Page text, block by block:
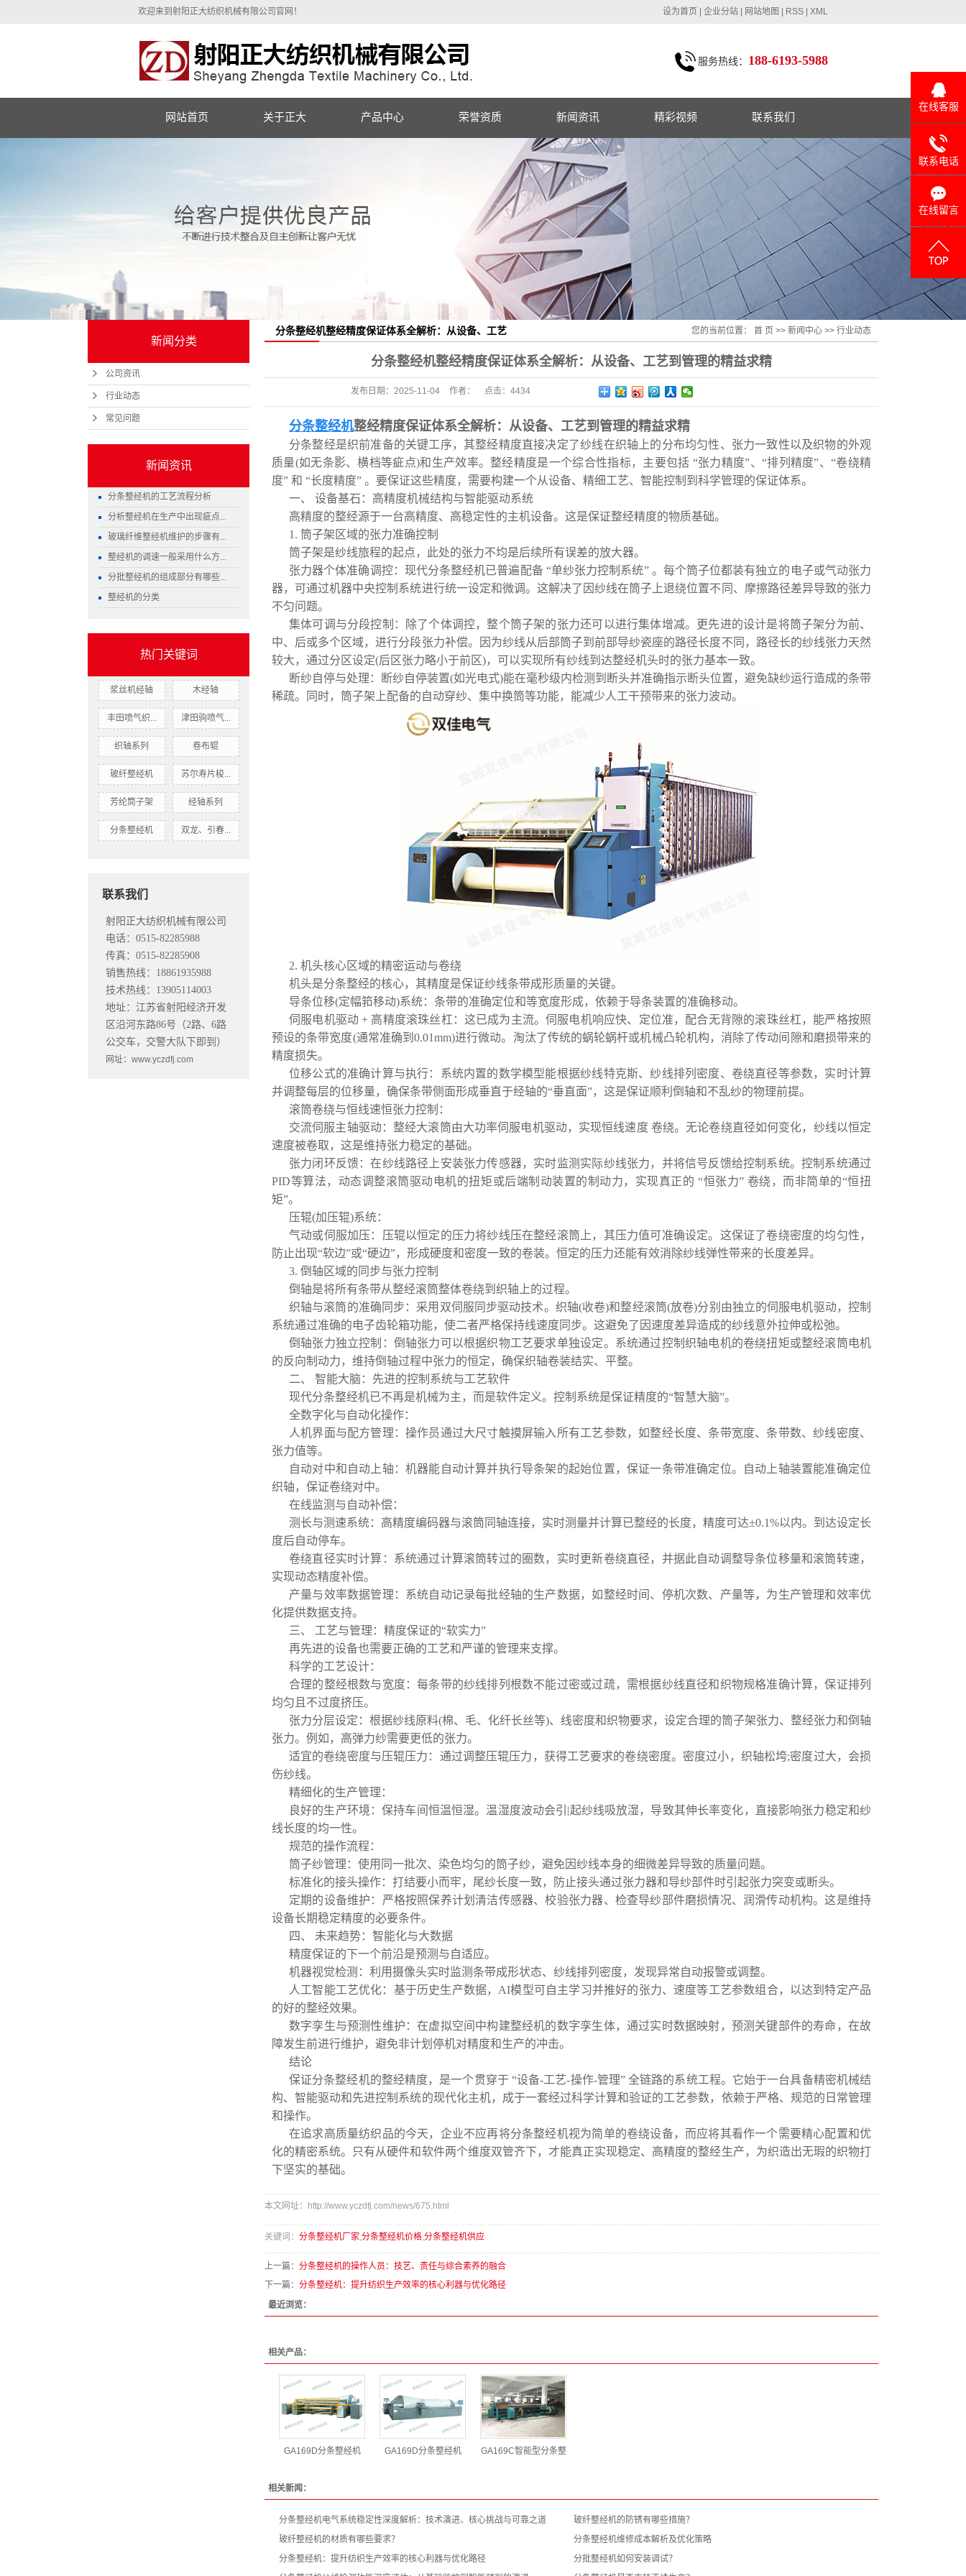
欢迎来到射阳正大纺织机械有限公司官网！ 设为首页 企业分站 网站地图 RSS XML
服务热线： 188-6193-5988
网站首页 关于正大
现场展示
产品中心
扁丝整经机
经浆联合机
织轴系列
卷布辊
经轴系列
荣誉资质 新闻资讯
公司资讯
行业动态
常见问题
精彩视频 联系我们
新闻分类
公司资讯
行业动态
常见问题
新闻资讯
分条整经机的工艺流程分析
分析整经机在生产中出现疵点...
玻璃纤维整经机维护的步骤有...
整经机的调速一般采用什么方...
分批整经机的组成部分有哪些...
整经机的分类
热门关键词
浆丝机经轴 木经轴
丰田喷气织... 津田驹喷气...
织轴系列 卷布辊
玻纤整经机 苏尔寿片梭...
芳纶筒子架 经轴系列
分条整经机 双龙、引春...
联系我们
射阳正大纺织机械有限公司
电话：0515-82285988
传真：0515-82285908
销售热线：18861935988
技术热线：13905114003
地址：江苏省射阳经济开发
区沿河东路86号（2路、6路
公交车，交警大队下即到）
网址：www.yczdfj.com
分条整经机整经精度保证体系全解析：从设备、工艺
您的当前位置： 首 页 >> 新闻中心 >> 行业动态
分条整经机整经精度保证体系全解析：从设备、工艺到管理的精益求精
发布日期： 2025-11-04 作者： 点击： 4434
分条整经机整经精度保证体系全解析：从设备、工艺到管理的精益求精
分条整经是织前准备的关键工序，其整经精度直接决定了纱线在织轴上的分布均匀性、张力一致性以及织物的外观
质量(如无条影、横档等疵点)和生产效率。整经精度是一个综合性指标，主要包括 “张力精度”、“排列精度”、“卷绕精
度” 和 “长度精度” 。要保证这些精度，需要构建一个从设备、精细工艺、智能控制到科学管理的保证体系。
一、 设备基石：高精度机械结构与智能驱动系统
高精度的整经源于一台高精度、高稳定性的主机设备。这是保证整经精度的物质基础。
1. 筒子架区域的张力准确控制
筒子架是纱线旅程的起点，此处的张力不均是后续所有误差的放大器。
张力器个体准确调控：现代分条整经机已普遍配备 “单纱张力控制系统” 。每个筒子位都装有独立的电子或气动张力
器，可通过机器中央控制系统进行统一设定和微调。这解决了因纱线在筒子上退绕位置不同、摩擦路径差异导致的张力
不匀问题。
集体可调与分段控制：除了个体调控，整个筒子架的张力还可以进行集体增减。更先进的设计是将筒子架分为前、
中、后或多个区域，进行分段张力补偿。因为纱线从后部筒子到前部导纱瓷座的路径长度不同，路径长的纱线张力天然
较大，通过分区设定(后区张力略小于前区)，可以实现所有纱线到达整经机头时的张力基本一致。
断纱自停与处理：断纱自停装置(如光电式)能在毫秒级内检测到断头并准确指示断头位置，避免缺纱运行造成的条带
稀疏。同时，筒子架上配备的自动穿纱、集中换筒等功能，能减少人工干预带来的张力波动。
2. 机头核心区域的精密运动与卷绕
机头是分条整经的核心，其精度是保证纱线条带成形质量的关键。
导条位移(定幅筘移动)系统：条带的准确定位和等宽度形成，依赖于导条装置的准确移动。
伺服电机驱动 + 高精度滚珠丝杠：这已成为主流。伺服电机响应快、定位准，配合无背隙的滚珠丝杠，能严格按照
预设的条带宽度(通常准确到0.01mm)进行微动。淘汰了传统的蜗轮蜗杆或机械凸轮机构，消除了传动间隙和磨损带来的
精度损失。
位移公式的准确计算与执行：系统内置的数学模型能根据纱线特克斯、纱线排列密度、卷绕直径等参数，实时计算
并调整每层的位移量，确保条带侧面形成垂直于经轴的“垂直面”，这是保证顺利倒轴和不乱纱的物理前提。
滚筒卷绕与恒线速恒张力控制：
交流伺服主轴驱动：整经大滚筒由大功率伺服电机驱动，实现恒线速度 卷绕。无论卷绕直径如何变化，纱线以恒定
速度被卷取，这是维持张力稳定的基础。
张力闭环反馈：在纱线路径上安装张力传感器，实时监测实际纱线张力，并将信号反馈给控制系统。控制系统通过
PID等算法，动态调整滚筒驱动电机的扭矩或后端制动装置的制动力，实现真正的 “恒张力” 卷绕，而非简单的“恒扭
矩”。
压辊(加压辊)系统：
气动或伺服加压：压辊以恒定的压力将纱线压在整经滚筒上，其压力值可准确设定。这保证了卷绕密度的均匀性，
防止出现“软边”或“硬边”，形成硬度和密度一致的卷装。恒定的压力还能有效消除纱线弹性带来的长度差异。
3. 倒轴区域的同步与张力控制
倒轴是将所有条带从整经滚筒整体卷绕到织轴上的过程。
织轴与滚筒的准确同步：采用双伺服同步驱动技术。织轴(收卷)和整经滚筒(放卷)分别由独立的伺服电机驱动，控制
系统通过准确的电子齿轮箱功能，使二者严格保持线速度同步。这避免了因速度差异造成的纱线意外拉伸或松弛。
倒轴张力独立控制：倒轴张力可以根据织物工艺要求单独设定。系统通过控制织轴电机的卷绕扭矩或整经滚筒电机
的反向制动力，维持倒轴过程中张力的恒定，确保织轴卷装结实、平整。
二、 智能大脑：先进的控制系统与工艺软件
现代分条整经机已不再是机械为主，而是软件定义。控制系统是保证精度的“智慧大脑”。
全数字化与自动化操作：
人机界面与配方管理：操作员通过大尺寸触摸屏输入所有工艺参数，如整经长度、条带宽度、条带数、纱线密度、
张力值等。
自动对中和自动上轴：机器能自动计算并执行导条架的起始位置，保证一条带准确定位。自动上轴装置能准确定位
织轴，保证卷绕对中。
在线监测与自动补偿：
测长与测速系统：高精度编码器与滚筒同轴连接，实时测量并计算已整经的长度，精度可达±0.1%以内。到达设定长
度后自动停车。
卷绕直径实时计算：系统通过计算滚筒转过的圈数，实时更新卷绕直径，并据此自动调整导条位移量和滚筒转速，
实现动态精度补偿。
产量与效率数据管理：系统自动记录每批经轴的生产数据，如整经时间、停机次数、产量等，为生产管理和效率优
化提供数据支持。
三、 工艺与管理：精度保证的“软实力”
再先进的设备也需要正确的工艺和严谨的管理来支撑。
科学的工艺设计：
合理的整经根数与宽度：每条带的纱线排列根数不能过密或过疏，需根据纱线直径和织物规格准确计算，保证排列
均匀且不过度挤压。
张力分层设定：根据纱线原料(棉、毛、化纤长丝等)、线密度和织物要求，设定合理的筒子架张力、整经张力和倒轴
张力。例如，高弹力纱需要更低的张力。
适宜的卷绕密度与压辊压力：通过调整压辊压力，获得工艺要求的卷绕密度。密度过小，织轴松垮;密度过大，会损
伤纱线。
精细化的生产管理：
良好的生产环境：保持车间恒温恒湿。温湿度波动会引|起纱线吸放湿，导致其伸长率变化，直接影响张力稳定和纱
线长度的均一性。
规范的操作流程：
筒子纱管理：使用同一批次、染色均匀的筒子纱，避免因纱线本身的细微差异导致的质量问题。
标准化的接头操作：打结要小而牢，尾纱长度一致，防止接头通过张力器和导纱部件时引起张力突变或断头。
定期的设备维护：严格按照保养计划清洁传感器、校验张力器、检查导纱部件磨损情况、润滑传动机构。这是维持
设备长期稳定精度的必要条件。
四、 未来趋势：智能化与大数据
精度保证的下一个前沿是预测与自适应。
机器视觉检测：利用摄像头实时监测条带成形状态、纱线排列密度，发现异常自动报警或调整。
人工智能工艺优化：基于历史生产数据，AI模型可自主学习并推好的张力、速度等工艺参数组合，以达到特定产品
的好的整经效果。
数字孪生与预测性维护：在虚拟空间中构建整经机的数字孪生体，通过实时数据映射，预测关键部件的寿命，在故
障发生前进行维护，避免非计划停机对精度和生产的冲击。
结论
保证分条整经机的整经精度，是一个贯穿于 “设备-工艺-操作-管理” 全链路的系统工程。它始于一台具备精密机械结
构、智能驱动和先进控制系统的现代化主机，成于一套经过科学计算和验证的工艺参数，依赖于严格、规范的日常管理
和操作。
在追求高质量纺织品的今天，企业不应再将分条整经机视为简单的卷绕设备，而应将其看作一个需要精心配置和优
化的精密系统。只有从硬件和软件两个维度双管齐下，才能真正实现稳定、高精度的整经生产，为织造出无瑕的织物打
下坚实的基础。
本文网址：http://www.yczdfj.com/news/675.html
关键词： 分条整经机厂家,分条整经机价格,分条整经机供应
上一篇： 分条整经机的操作人员：技艺、责任与综合素养的融合
下一篇： 分条整经机：提升纺织生产效率的核心利器与优化路径
最近浏览：
相关产品：
GA169D分条整经机 GA169D分条整经机 GA169C智能型分条整
相关新闻：
分条整经机电气系统稳定性深度解析：技术演进、核心挑战与可靠之道
玻纤整经机的防锈有哪些措施？
​玻纤整经机的材质有哪些要求？
分条整经机维修成本解析及优化策略
分条整经机：提升纺织生产效率的核心利器与优化路径
分批整经机如何安装调试？
在线客服
联系电话
在线留言